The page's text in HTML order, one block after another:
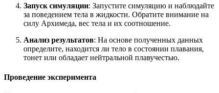
Запуск симуляции: Запустите симуляцию и наблюдайте
за поведением тела в жидкости. Обратите внимание на
силу Архимеда, вес тела и их соотношение.
Анализ результатов: На основе полученных данных
определите, находится ли тело в состоянии плавания,
тонет или обладает нейтральной плавучестью.
Проведение эксперимента